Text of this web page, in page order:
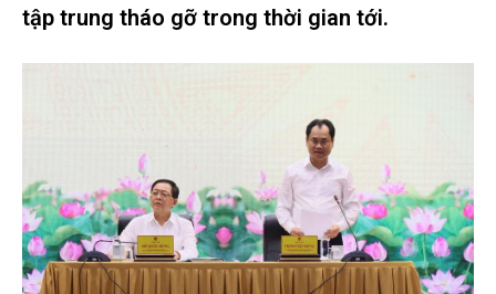
tập trung tháo gỡ trong thời gian tới.